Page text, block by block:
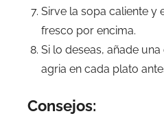
Sirve la sopa caliente y
fresco por encima.
Si lo deseas, añade
agria en cada plato
Consejos: